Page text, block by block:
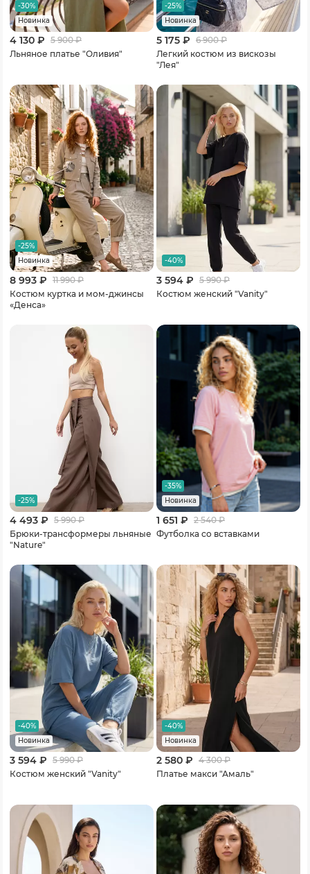
-30%
Новинка
4 130 ₽ 5 900₽
Льняное платье "Оливия"
-25%
Новинка
5 175 ₽ 6 900₽
Легкий костюм из вискозы
"Лея"
-25%
Новинка
8 993 ₽ 11 990₽
Костюм куртка и мом-джинсы
«Денса»
-40%
3 594 ₽ 5 990₽
Костюм женский "Vanity"
-25%
4 493 ₽ 5 990₽
Брюки-трансформеры льняные
"Nature"
-35%
Новинка
1 651 ₽ 2 540₽
Футболка со вставками
-40%
Новинка
3 594 ₽ 5 990₽
Костюм женский "Vanity"
-40%
Новинка
2 580 ₽ 4 300₽
Платье макси "Амаль"